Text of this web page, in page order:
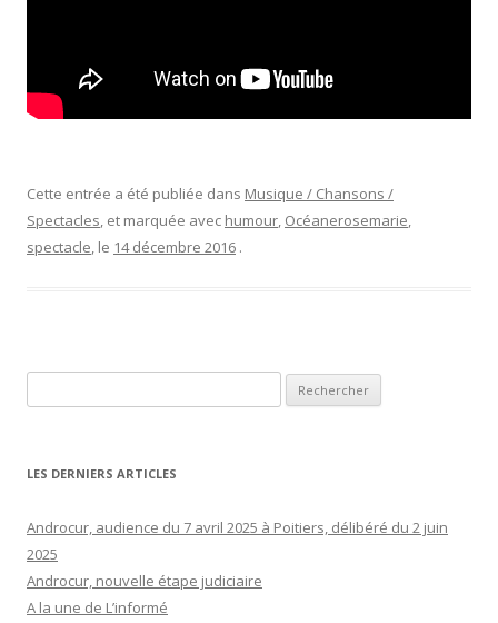
Cette entrée a été publiée dans Musique / Chansons /
Spectacles, et marquée avec humour, Océanerosemarie,
spectacle, le 14 décembre 2016 .
LES DERNIERS ARTICLES
Androcur, audience du 7 avril 2025 à Poitiers, délibéré du 2 juin
2025
Androcur, nouvelle étape judiciaire
A la une de L’informé